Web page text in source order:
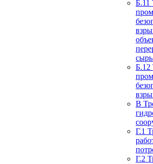
Б.11
Б.12
В
Г.1
Г.2